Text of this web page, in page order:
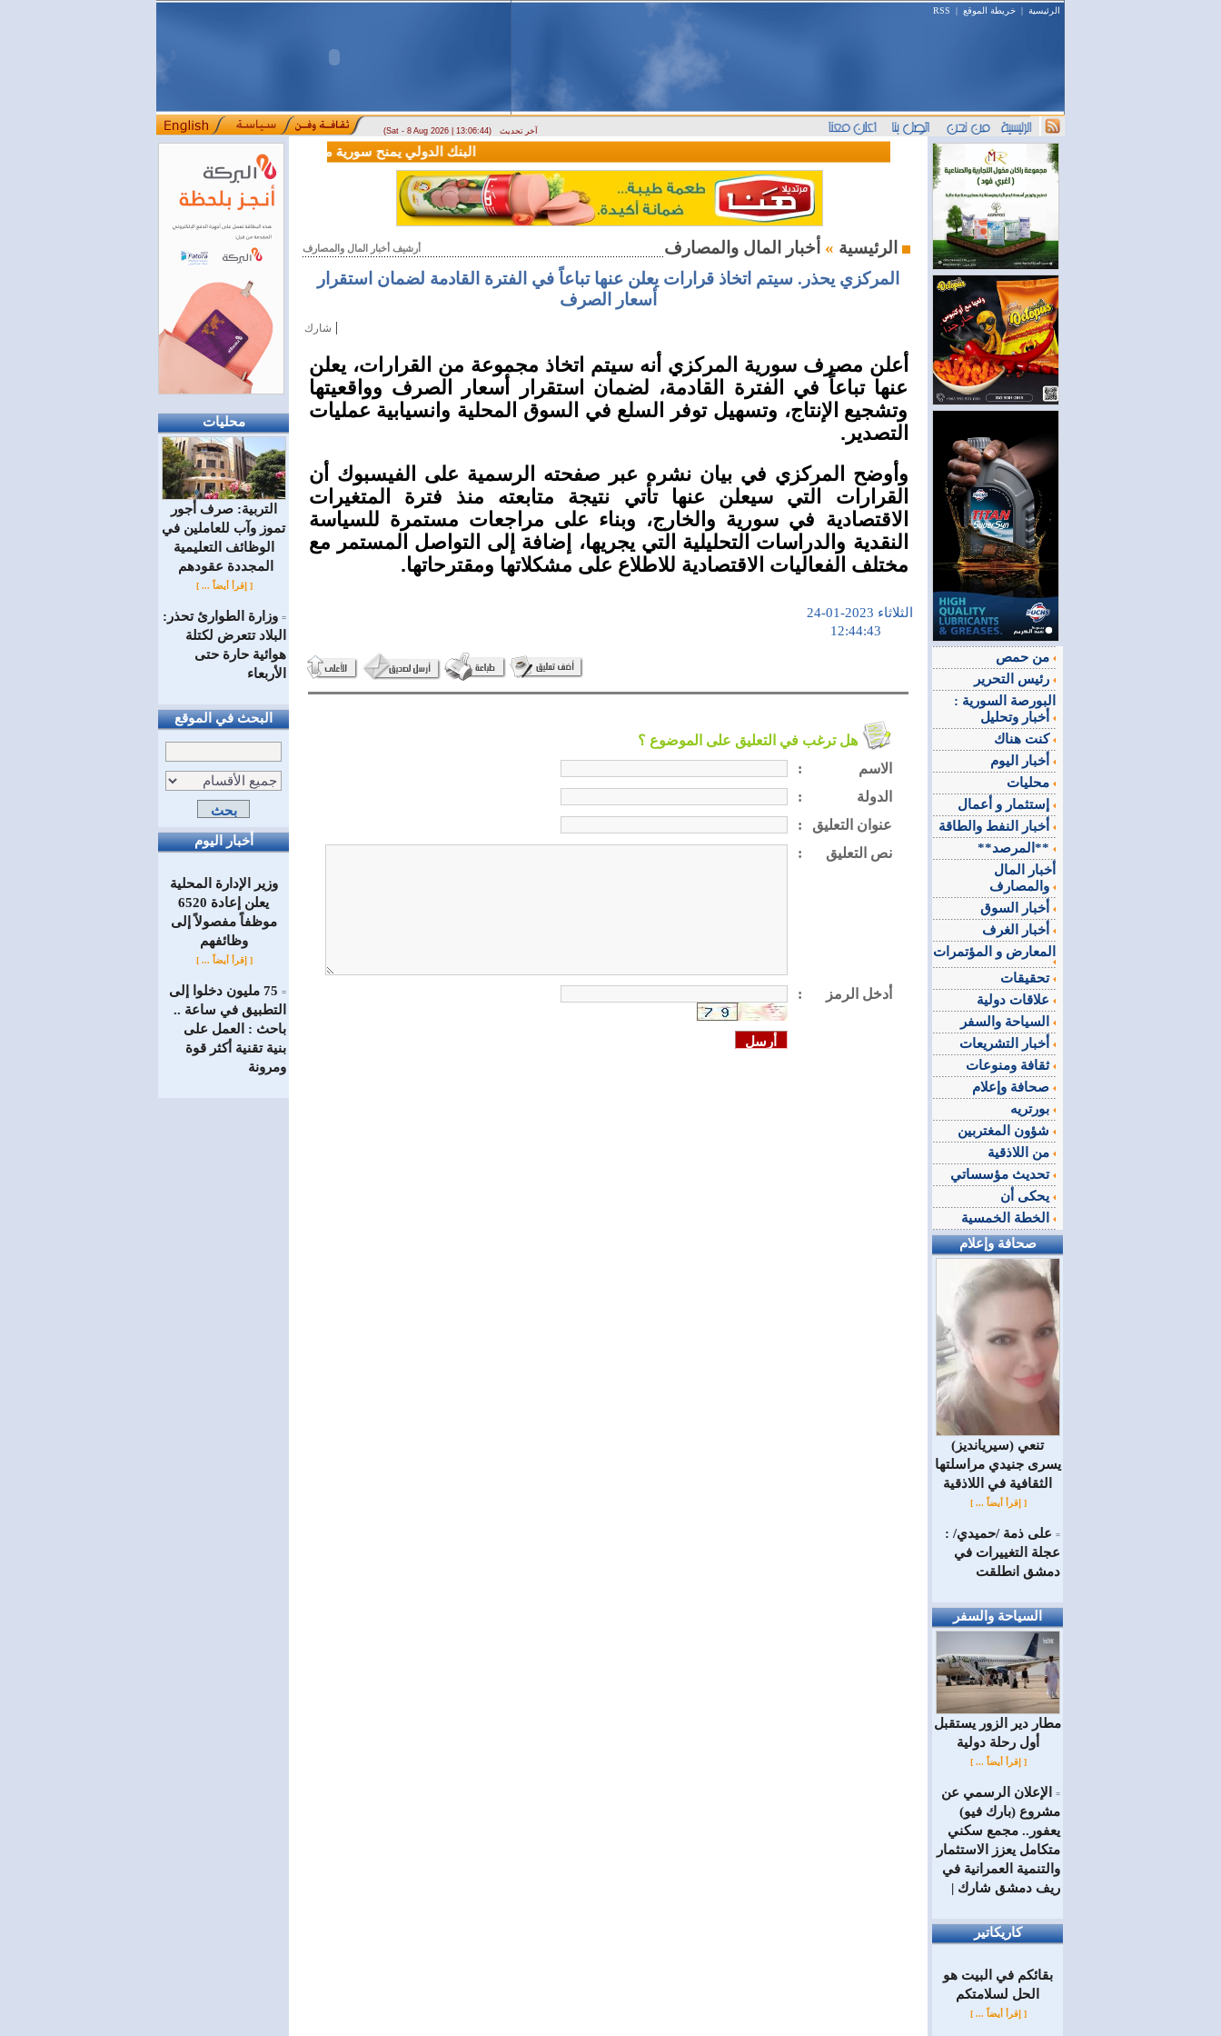
الرئيسية | خريطة الموقع |
RSS
(Sat - 8 Aug 2026 | 13:06:44) آخر تحديث
محليات
التربية: صرف أجور
تموز وآب للعاملين في
الوظائف ‏التعليمية
المجددة عقودهم ‏
[ إقرأ أيضاً ... ]
= وزارة الطوارئ تحذر:
البلاد تتعرض لكتلة
هوائية حارة حتى
الأربعاء
البحث في الموقع
أخبار اليوم
وزير الإدارة المحلية
يعلن إعادة 6520
موظفاً مفصولاً إلى
‏وظائفهم
[ إقرأ أيضاً ... ]
=
75 مليون دخلوا إلى
التطبيق في ساعة ..
باحث : العمل على
بنية تقنية أكثر قوة
ومرونة
البنك الدولي يمنح سورية منحة مالية بقيمة 100 مليون دولار لدعم إصلاحات القطاع المالي
أرشيف أخبار المال والمصارف الرئيسية »
المركزي يحذر. سيتم اتخاذ قرارات يعلن عنها تباعاً في الفترة القادمة لضمان استقرار
أسعار الصرف
شارك |
أعلن مصرف سورية المركزي أنه سيتم اتخاذ مجموعة من القرارات، يعلن
عنها تباعاً في الفترة القادمة، لضمان استقرار أسعار الصرف وواقعيتها
وتشجيع الإنتاج، وتسهيل توفر السلع في السوق المحلية وانسيابية عمليات
التصدير.
وأوضح المركزي في بيان نشره عبر صفحته الرسمية على الفيسبوك أن
القرارات التي سيعلن عنها تأتي نتيجة متابعته منذ فترة المتغيرات
الاقتصادية في سورية والخارج، وبناء على مراجعات مستمرة للسياسة
النقدية والدراسات التحليلية التي يجريها، إضافة إلى التواصل المستمر مع
مختلف الفعاليات الاقتصادية للاطلاع على مشكلاتها ومقترحاتها.
الثلاثاء 2023-01-24
هل ترغب في التعليق على الموضوع ؟
:
الاسم
:
الدولة
:
عنوان التعليق
:
نص التعليق
: أدخل الرمز
البورصة السورية :
كنت هناك
**المرصد**
أخبار المال
المعارض و المؤتمرات
تحقيقات
ثقافة ومنوعات
تحديث مؤسساتي
صحافة وإعلام
(سيريانديز) تنعي
يسرى جنيدي مراسلتها
الثقافية في اللاذقية
[ إقرأ أيضاً ... ]
= على ذمة /حميدي/ :
عجلة التغييرات في
دمشق انطلقت
السياحة والسفر
مطار دير الزور يستقبل
أول رحلة دولية
[ إقرأ أيضاً ... ]
=
الإعلان الرسمي عن
مشروع (بارك فيو)
يعفور.. مجمع سكني
متكامل يعزز الاستثمار
والتنمية العمرانية في
ريف دمشق شارك |
كاريكاتير
بقائكم في البيت هو
الحل لسلامتكم
[ إقرأ أيضاً ... ]